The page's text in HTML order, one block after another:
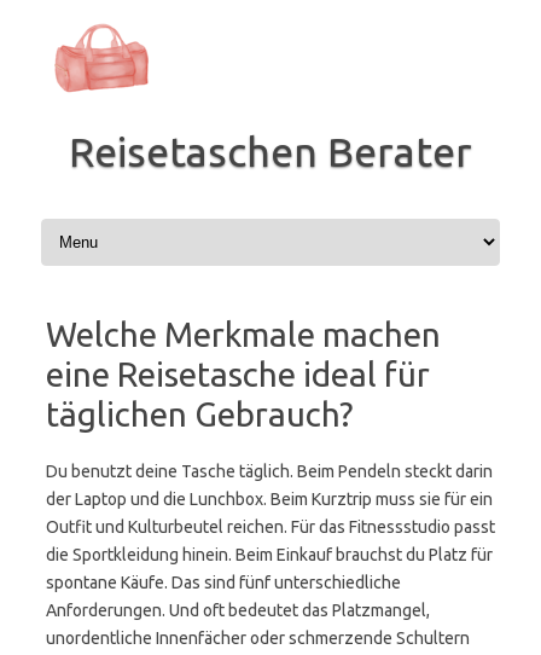
springen
Reisetaschen Berater
Welche Merkmale machen
eine Reisetasche ideal für
täglichen Gebrauch?
Du benutzt deine Tasche täglich. Beim Pendeln steckt darin
der Laptop und die Lunchbox. Beim Kurztrip muss sie für ein
Outfit und Kulturbeutel reichen. Für das Fitnessstudio passt
die Sportkleidung hinein. Beim Einkauf brauchst du Platz für
spontane Käufe. Das sind fünf unterschiedliche
Anforderungen. Und oft bedeutet das Platzmangel,
unordentliche Innenfächer oder schmerzende Schultern